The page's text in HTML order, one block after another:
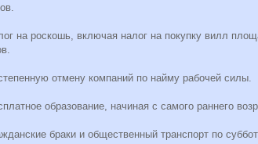
на роскошь, включая налог на покупку вилл
отмену компаний по найму рабочей силы.
образование, начиная с самого раннего
браки и общественный транспорт по